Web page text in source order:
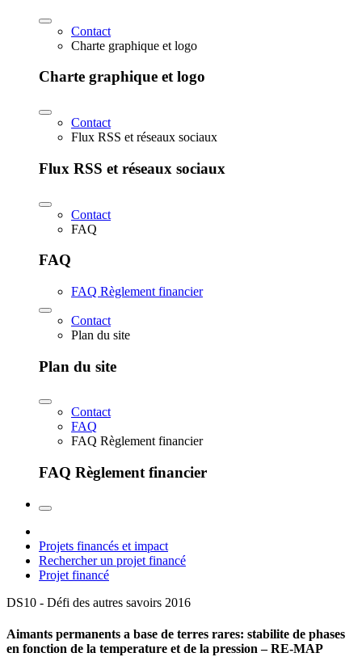
Contact
Charte graphique et logo
Charte graphique et logo
Contact
Flux RSS et réseaux sociaux
Flux RSS et réseaux sociaux
Contact
FAQ
FAQ
FAQ Règlement financier
Contact
Plan du site
Plan du site
Contact
FAQ
FAQ Règlement financier
FAQ Règlement financier
Projets financés et impact
Rechercher un projet financé
Projet financé
DS10 - Défi des autres savoirs 2016
Aimants permanents a base de terres rares: stabilite de phases
en fonction de la temperature et de la pression – RE-MAP